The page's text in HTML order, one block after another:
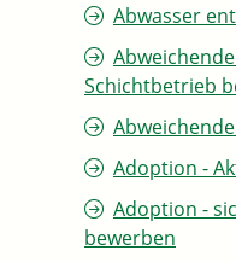
Abwasser
Schichtbetrieb
Adoption -
Adoption -
bewerben